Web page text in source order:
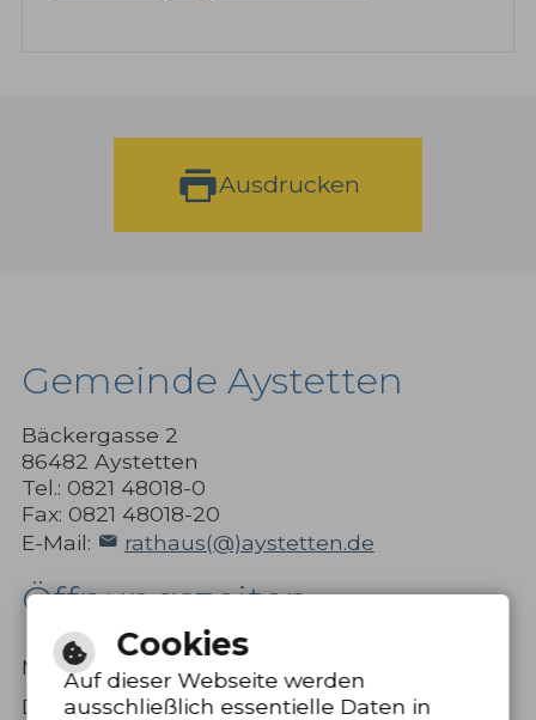
Ausdrucken
Gemeinde Aystetten
Bäckergasse 2
86482 Aystetten
Tel.: 0821 48018-0
Fax: 0821 48018-20
E-Mail:
rathaus(@)aystetten.de
Öffnungszeiten
Montag bis Freitag
Donnerstag
15.00 bis 18.00
Cookies
Auf dieser Webseite werden
ausschließlich essentielle Daten in